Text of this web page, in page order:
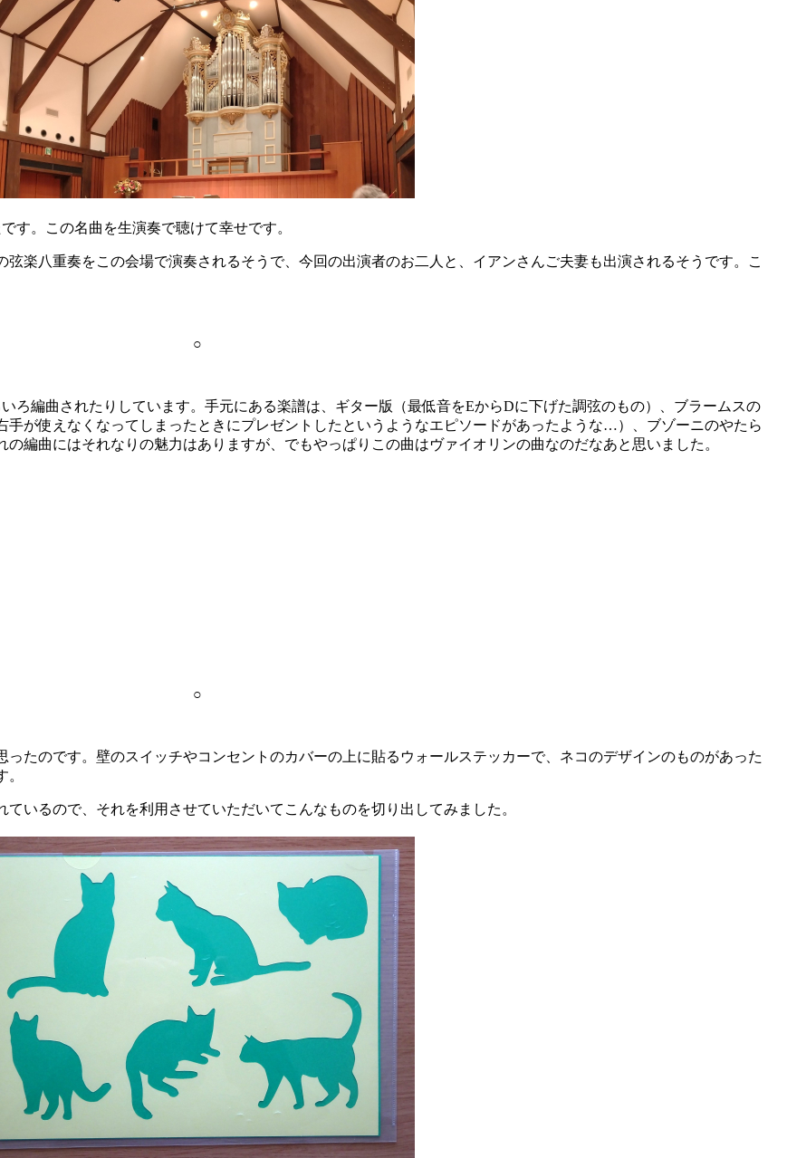
す。この名曲を生演奏で聴けて幸せです。
楽八重奏をこの会場で演奏されるそうで、今回の出演者のお二人と、イアンさんご夫妻も出演されるそうです。こ
○
ろ編曲されたりしています。手元にある楽譜は、ギター版（最低音をEからDに下げた調弦のもの）、ブラームスの
が使えなくなってしまったときにプレゼントしたというようなエピソードがあったような…）、ブゾーニのやたら
編曲にはそれなりの魅力はありますが、でもやっぱりこの曲はヴァイオリンの曲なのだなあと思いました。
○
たのです。壁のスイッチやコンセントのカバーの上に貼るウォールステッカーで、ネコのデザインのものがあった
いるので、それを利用させていただいてこんなものを切り出してみました。